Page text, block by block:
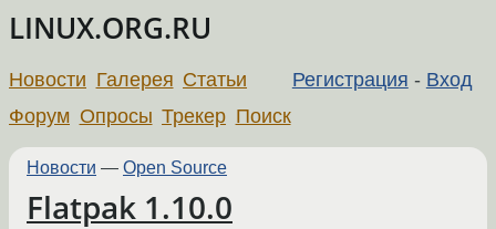
LINUX.ORG.RU
Регистрация - Вход
Новости Галерея Статьи
Форум Опросы Трекер Поиск
Новости — Open Source
Flatpak 1.10.0